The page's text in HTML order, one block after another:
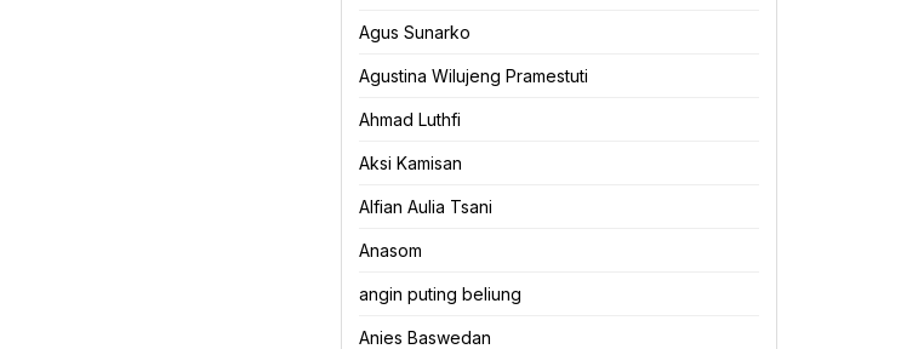
Agus Sunarko
Agustina Wilujeng Pramestuti
Ahmad Luthfi
Aksi Kamisan
Alfian Aulia Tsani
Anasom
angin puting beliung
Anies Baswedan